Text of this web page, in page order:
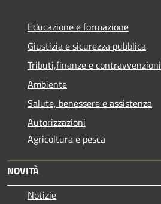
Educazione e formazione
Giustizia e sicurezza pubblica
Tributi,finanze e contravvenzioni
Ambiente
Salute, benessere e assistenza
Autorizzazioni
Agricoltura e pesca
NOVITÀ
Notizie